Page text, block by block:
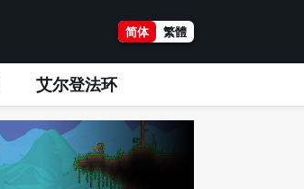
简体 繁體
艾尔登法环